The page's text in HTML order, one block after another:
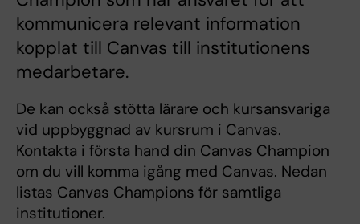
kommunicera relevant information
kopplat till Canvas till institutionens
medarbetare.
De kan också stötta lärare och kursansvariga
vid uppbyggnad av kursrum i Canvas.
Kontakta i första hand din Canvas Champion
om du vill komma igång med Canvas. Nedan
listas Canvas Champions för samtliga
institutioner.